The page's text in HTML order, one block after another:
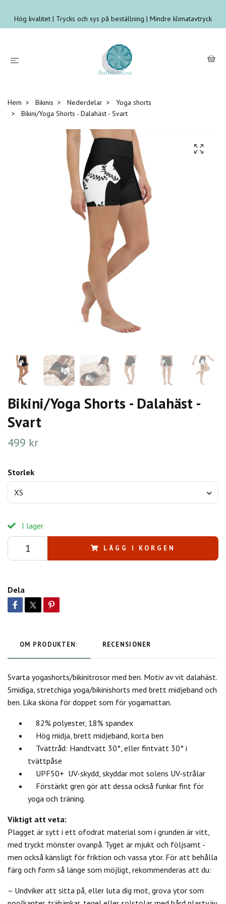
Hög kvalitet | Trycks och sys på beställning | Mindre klimatavtryck
Hem Bikinis Nederdelar
Yoga shorts
Bikini/Yoga Shorts - Dalahäst - Svart
Bikini/Yoga Shorts - Dalahäst -
Svart
499 kr
Storlek
XS
I lager
LÄGG I KORGEN
Dela
OM PRODUKTEN: RECENSIONER
Svarta yogashorts/bikinitrosor med ben. Motiv av vit dalahäst.
Smidiga, stretchiga yoga/bikinishorts med brett midjeband och
ben. Lika sköna för doppet som för yogamattan.
82% polyester, 18% spandex
Hög midja, brett midjeband, korta ben
Tvättråd: Handtvätt 30°, eller fintvätt 30° i
tvättpåse
UPF50+ UV-skydd, skyddar mot solens UV-strålar
Förstärkt gren gör att dessa också funkar fint för
yoga och träning.
Viktigt att veta:
Plagget är sytt i ett ofodrat material som i grunden är vitt,
med tryckt mönster ovanpå. Tyget är mjukt och följsamt -
men också känsligt för friktion och vassa ytor. För att behålla
färg och form så länge som möjligt, rekommenderas att du:
– Undviker att sitta på, eller luta dig mot, grova ytor som